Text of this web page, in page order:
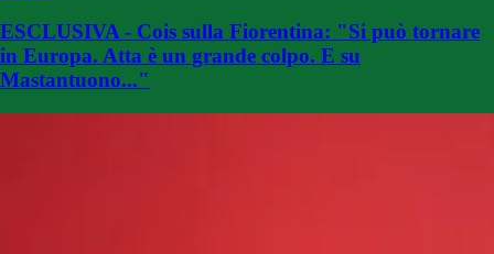
ESCLUSIVA - Cois sulla Fiorentina: "Si può tornare
in Europa. Atta è un grande colpo. E su
Mastantuono..."